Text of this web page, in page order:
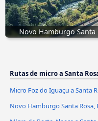
Novo Hamburgo Santa
Rutas de micro a Santa
Micro Foz do Iguaçu a Santa
Novo Hamburgo Santa Rosa,